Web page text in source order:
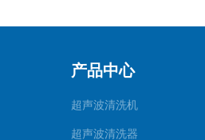
产品中心
超声波清洗机
超声波清洗器